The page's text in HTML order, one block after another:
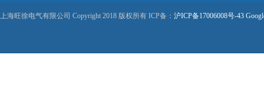
上海旺徐电气有限公司 Copyright 2018 版权所有 ICP备： 沪ICP备17006008号-43